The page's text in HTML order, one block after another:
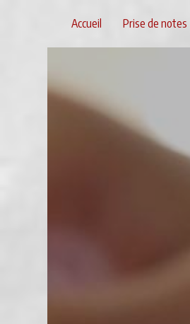
Accueil Prise de notes